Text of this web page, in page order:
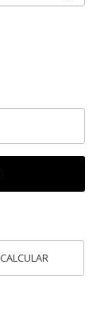
CALCULAR